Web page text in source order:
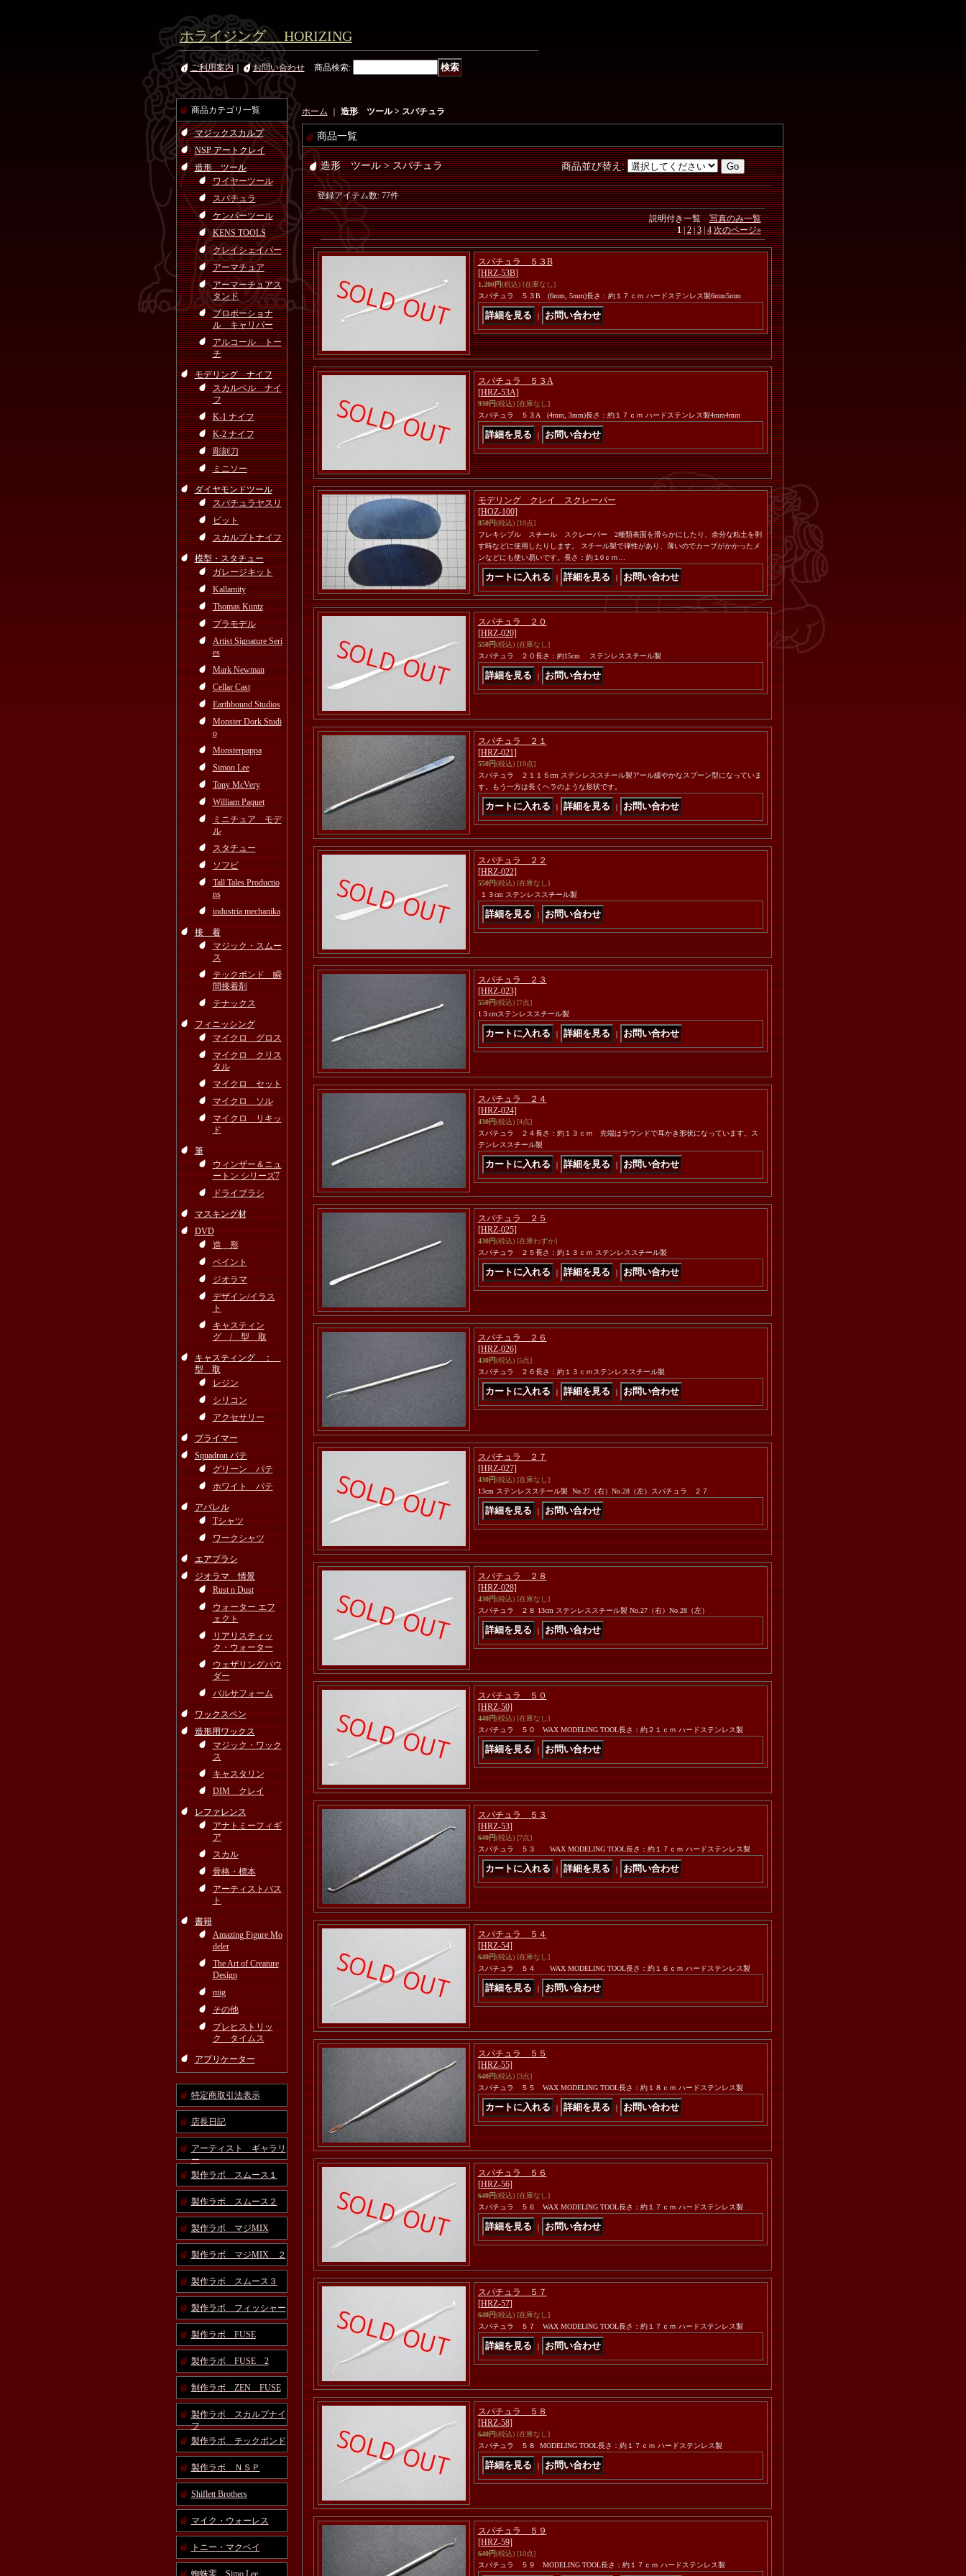
ホライジング HORIZING
ご利用案内 お問い合わせ 商品検索:
商品カテゴリ一覧
マジックスカルプ
NSP アートクレイ
造形 ツール
ワイヤーツール
スパチュラ
ケンパーツール
KENS TOOLS
クレイシェイパー
アーマチュア
アーマーチュアス
タンド
プロポーショナ
ル キャリパー
アルコール トー
チ
モデリング ナイフ
スカルペル ナイ
フ
K-1 ナイフ
K-2 ナイフ
彫刻刀
ミニソー
ダイヤモンドツール
スパチュラヤスリ
ビット
スカルプトナイフ
模型・スタチュー
ガレージキット
Kallamity
Thomas Kuntz
プラモデル
Artist Signature Seri
es
Mark Newman
Cellar Cast
Earthbound Studios
Monster Dork Studi
o
Monsterpappa
Simon Lee
Tony McVery
William Paquet
ミニチュア モデ
ル
スタチュー
ソフビ
Tall Tales Productio
ns
industria mechanika
接 着
マジック・スムー
ス
テックボンド 瞬
間接着剤
テナックス
フィニッシング
マイクロ グロス
マイクロ クリス
タル
マイクロ セット
マイクロ ソル
マイクロ リキッ
ド
筆
ウィンザー＆ニュ
ートン シリーズ7
ドライブラシ
マスキング材
DVD
造 形
ペイント
ジオラマ
デザイン/イラス
ト
キャスティン
グ / 型 取
キャスティング ：
型 取
レジン
シリコン
アクセサリー
プライマー
Squadron パテ
グリーン パテ
ホワイト パテ
アパレル
Tシャツ
ワークシャツ
エアブラシ
ジオラマ 情景
Rust n Dust
ウォーター エフ
ェクト
リアリスティッ
ク・ウォーター
ウェザリングパウ
ダー
バルサフォーム
ワックスペン
造形用ワックス
マジック・ワック
ス
キャスタリン
DIM クレイ
レファレンス
アナトミーフィギ
ア
スカル
骨格・標本
アーティストバス
ト
書籍
Amazing Figure Mo
deler
The Art of Creature
Design
mig
その他
プレヒストリッ
ク タイムス
アプリケーター
特定商取引法表示
店長日記
アーティスト ギャラリ
ー
製作ラボ スムース１
製作ラボ スムース２
製作ラボ マジMIX
製作ラボ マジMIX ２
製作ラボ スムース３
製作ラボ フィッシャー
製作ラボ FUSE
製作ラボ FUSE 2
制作ラボ ZEN FUSE
製作ラボ スカルプナイ
フ
製作ラボ テックボンド
製作ラボ ＮＳＰ
Shiflett Brothers
マイク・ウォーレス
トニー・マクベイ
蜘蛛零 Simo Lee
ホーム 造形 ツール > スパチュラ
商品一覧
造形 ツール > スパチュラ 商品並び替え:
登録アイテム数:77件
説明付き一覧写真のみ一覧
1|2|3|4 次のページ»
スパチュラ ５３B
[HRZ-53B]
1,200円(税込) [在庫なし]
スパチュラ ５３B (6mm, 5mm)長さ：約１７ｃｍ ハードステンレス製6mm5mm
｜
スパチュラ ５３A
[HRZ-53A]
930円(税込) [在庫なし]
スパチュラ ５３A (4mm, 3mm)長さ：約１７ｃｍ ハードステンレス製4mm4mm
｜
モデリング クレイ スクレーパー
[HOZ-100]
850円(税込) [10点]
フレキシブル スチール スクレーパー 2種類表面を滑らかにしたり、余分な粘土を剥
す時などに使用したりします。 スチール製で弾性があり、薄いのでカーブがかかったメ
ンなどにも使い易いです。長さ：約１0ｃｍ…
｜ ｜
スパチュラ ２０
[HRZ-020]
550円(税込) [在庫なし]
スパチュラ ２０長さ：約15cm ステンレススチール製
｜
スパチュラ ２１
[HRZ-021]
550円(税込) [10点]
スパチュラ ２１１５cm ステンレススチール製アール緩やかなスプーン型になっていま
す。もう一方は長くヘラのような形状です。
｜ ｜
スパチュラ ２２
[HRZ-022]
550円(税込) [在庫なし]
１３cm ステンレススチール製
｜
スパチュラ ２３
[HRZ-023]
550円(税込) [7点]
1３cmステンレススチール製
｜ ｜
スパチュラ ２４
[HRZ-024]
430円(税込) [4点]
スパチュラ ２４長さ：約１３ｃｍ 先端はラウンドで耳かき形状になっています。ス
テンレススチール製
｜ ｜
スパチュラ ２５
[HRZ-025]
430円(税込) [在庫わずか]
スパチュラ ２５長さ：約１３ｃｍ ステンレススチール製
｜ ｜
スパチュラ ２６
[HRZ-026]
430円(税込) [5点]
スパチュラ ２６長さ：約１３ｃｍステンレススチール製
｜ ｜
スパチュラ ２７
[HRZ-027]
430円(税込) [在庫なし]
13cm ステンレススチール製 No.27（右）No.28（左）スパチュラ ２７
｜
スパチュラ ２８
[HRZ-028]
430円(税込) [在庫なし]
スパチュラ ２８ 13cm ステンレススチール製 No.27（右）No.28（左）
｜
スパチュラ ５０
[HRZ-50]
440円(税込) [在庫なし]
スパチュラ ５０ WAX MODELING TOOL長さ：約２１ｃｍ ハードステンレス製
｜
スパチュラ ５３
[HRZ-53]
640円(税込) [7点]
スパチュラ ５３ WAX MODELING TOOL長さ：約１７ｃｍ ハードステンレス製
｜ ｜
スパチュラ ５４
[HRZ-54]
640円(税込) [在庫なし]
スパチュラ ５４ WAX MODELING TOOL長さ：約１６ｃｍ ハードステンレス製
｜
スパチュラ ５５
[HRZ-55]
640円(税込) [3点]
スパチュラ ５５ WAX MODELING TOOL長さ：約１８ｃｍ ハードステンレス製
｜ ｜
スパチュラ ５６
[HRZ-56]
640円(税込) [在庫なし]
スパチュラ ５６ WAX MODELING TOOL長さ：約１７ｃｍ ハードステンレス製
｜
スパチュラ ５７
[HRZ-57]
640円(税込) [在庫なし]
スパチュラ ５７ WAX MODELING TOOL長さ：約１７ｃｍ ハードステンレス製
｜
スパチュラ ５８
[HRZ-58]
640円(税込) [在庫なし]
スパチュラ ５８ MODELING TOOL長さ：約１７ｃｍ ハードステンレス製
｜
スパチュラ ５９
[HRZ-59]
640円(税込) [10点]
スパチュラ ５９ MODELING TOOL長さ：約１７ｃｍ ハードステンレス製